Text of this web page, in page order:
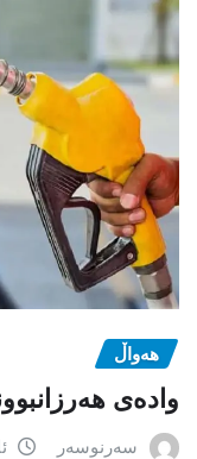
هەواڵ
وادەی
سەرنوسەر